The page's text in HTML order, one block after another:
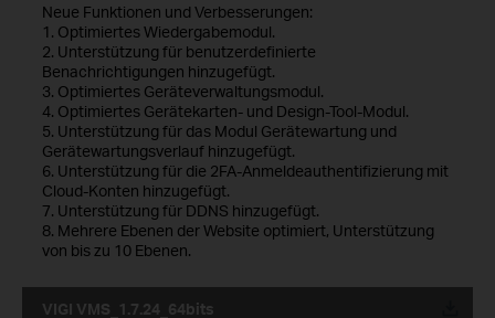
Neue Funktionen und Verbesserungen:
1. Optimiertes Wiedergabemodul.
2. Unterstützung für benutzerdefinierte
Benachrichtigungen hinzugefügt.
3. Optimiertes Geräteverwaltungsmodul.
4. Optimiertes Gerätekarten- und Design-Tool-Modul.
5. Unterstützung für das Modul Gerätewartung und
Gerätewartungsverlauf hinzugefügt.
6. Unterstützung für die 2FA-Anmeldeauthentifizierung mit
Cloud-Konten hinzugefügt.
7. Unterstützung für DDNS hinzugefügt.
8. Mehrere Ebenen der Website optimiert, Unterstützung
von bis zu 10 Ebenen.
VIGI VMS_1.7.24_64bits